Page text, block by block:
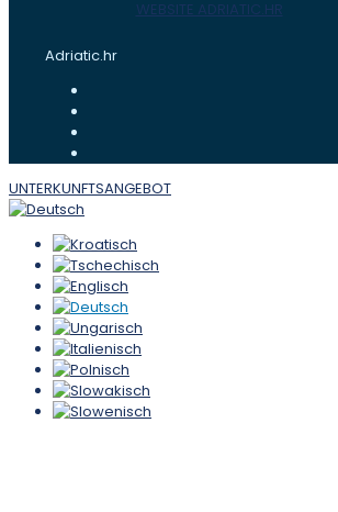
WEBSITE ADRIATIC.HR
Adriatic.hr
UNTERKUNFTSANGEBOT